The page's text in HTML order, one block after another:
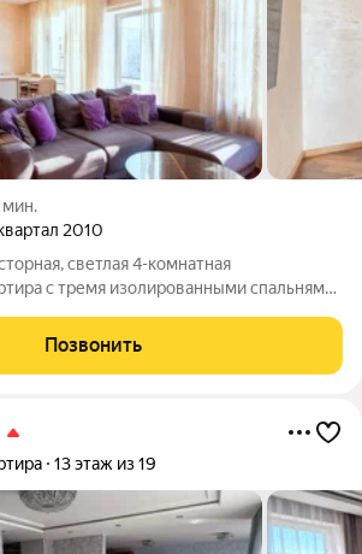
мин.
2010
светлая 4-комнатная
с тремя изолированными спальнями,
санузлами (один с гидромассажной
окна во двор на
Позвонить
13 этаж из 19